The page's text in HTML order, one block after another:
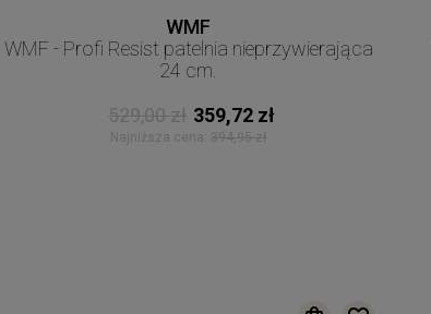
WMF
WMF - Profi Resist patelnia nieprzywierająca
24 cm.
529,00 zł 359,72 zł
Najniższa cena: 394,95 zł